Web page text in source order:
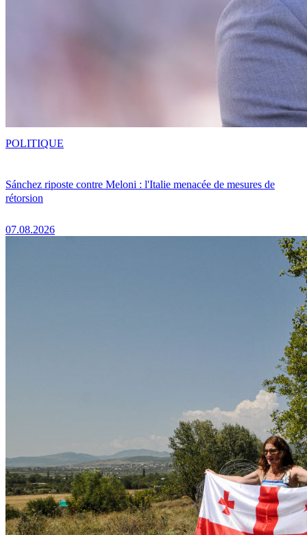
Sánchez riposte contre Meloni : l'Italie menacée de mesures de
rétorsion
07.08.2026
POLITIQUE